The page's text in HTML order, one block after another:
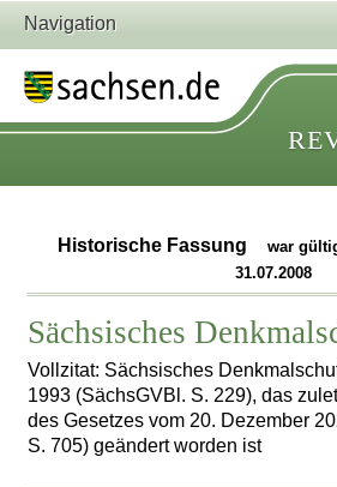
Navigation
Historische Fassung
war
31.07.2008
Sächsisches
Vollzitat: Sächsisches
1993 (SächsGVBl. S. 229), das
des Gesetzes vom 20. Dezember
S. 705) geändert worden ist